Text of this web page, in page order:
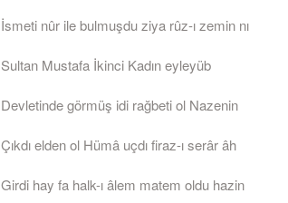
İsmeti nûr ile bulmuşdu ziya rûz-ı zemin nı
Sultan Mustafa İkinci Kadın eyleyüb
Devletinde görmüş idi rağbeti ol Nazenin
Çıkdı elden ol Hümâ uçdı firaz-ı serâr âh
Girdi hay fa halk-ı âlem matem oldu hazin